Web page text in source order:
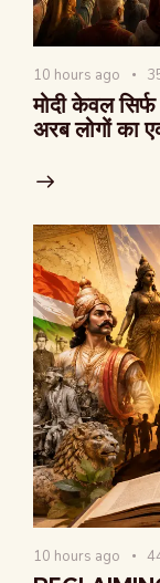
10 hours ago
मोदी केवल
अरब लोगों का
10 hours ago